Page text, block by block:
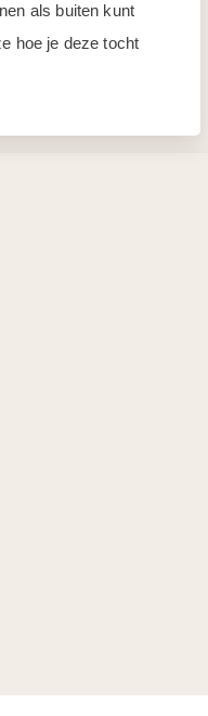
als buiten kunt
hoe je deze tocht